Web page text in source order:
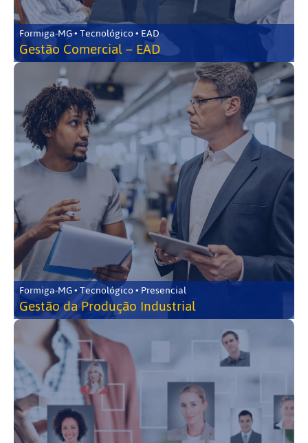
Formiga-MG • Tecnológico • EAD
Gestão Comercial – EAD
Formiga-MG • Tecnológico • Presencial
Gestão da Produção Industrial